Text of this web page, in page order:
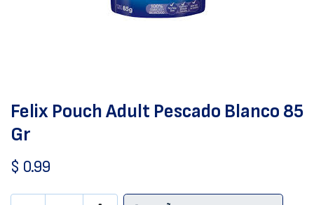
Felix Pouch Adult Pescado Blanco 85
Gr
$ 0.99